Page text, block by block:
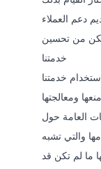
دعم العملاء
من تحسين
خدمتنا
خدمتنا
ومعالجتها
العامة حول
والتي تشبه
ما لم تكن قد